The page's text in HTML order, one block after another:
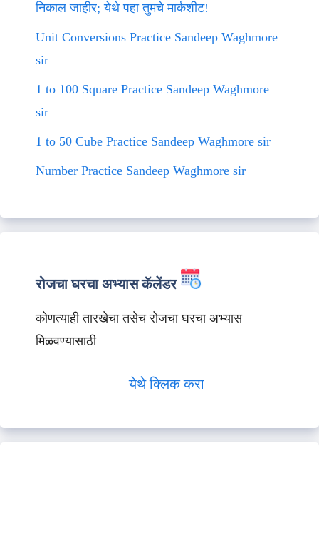
निकाल जाहीर; येथे पहा तुमचे मार्कशीट!
Unit Conversions Practice Sandeep Waghmore
sir
1 to 100 Square Practice Sandeep Waghmore
sir
1 to 50 Cube Practice Sandeep Waghmore sir
Number Practice Sandeep Waghmore sir
रोजचा घरचा अभ्यास कॅलेंडर
कोणत्याही तारखेचा तसेच रोजचा घरचा अभ्यास
मिळवण्यासाठी
येथे क्लिक करा